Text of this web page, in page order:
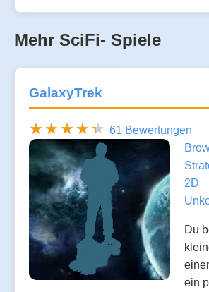
Mehr SciFi- Spiele
GalaxyTrek
61 Bewertungen
2D
Du
ein